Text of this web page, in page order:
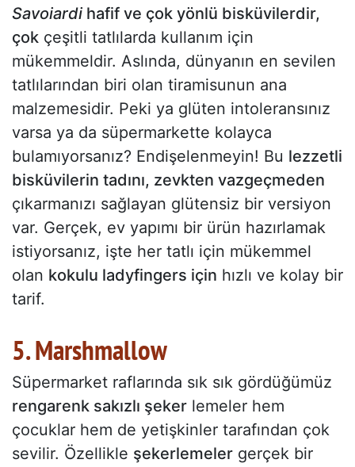
Savoiardi hafif ve çok yönlü bisküvilerdir,
çok çeşitli tatlılarda kullanım için
mükemmeldir. Aslında, dünyanın en sevilen
tatlılarından biri olan tiramisunun ana
malzemesidir. Peki ya glüten intoleransınız
varsa ya da süpermarkette kolayca
bulamıyorsanız? Endişelenmeyin! Bu lezzetli
bisküvilerin tadını, zevkten vazgeçmeden
çıkarmanızı sağlayan glütensiz bir versiyon
var. Gerçek, ev yapımı bir ürün hazırlamak
istiyorsanız, işte her tatlı için mükemmel
olan kokulu ladyfingers için hızlı ve kolay bir
tarif.
5. Marshmallow
Süpermarket raflarında sık sık gördüğümüz
rengarenk sakızlı şeker lemeler hem
çocuklar hem de yetişkinler tarafından çok
sevilir. Özellikle şekerlemeler gerçek bir